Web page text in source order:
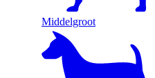
Middelgroot